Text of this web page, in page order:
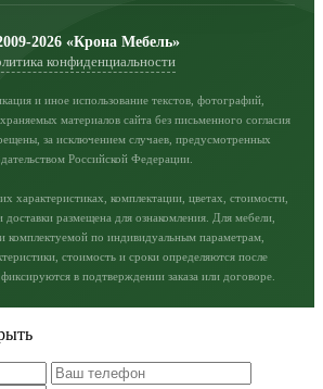
2026 «Крона Мебель»
конфиденциальности
и иное использование текстов, фотографий,
материалов сайта без письменного согласия
за исключением случаев, предусмотренных
Российской Федерации.
характеристиках, комплектации, цветах, стоимости,
доставки размещена для ознакомления. Для мебели,
комплектуемой по индивидуальным параметрам,
стоимость и сроки определяются после
фиксируются в подтверждении заказа или договоре.